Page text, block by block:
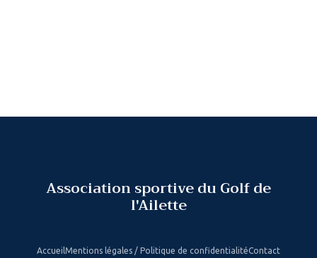
Association sportive du Golf de
l'Ailette
AccueilMentions légales / Politique de confidentialitéContact